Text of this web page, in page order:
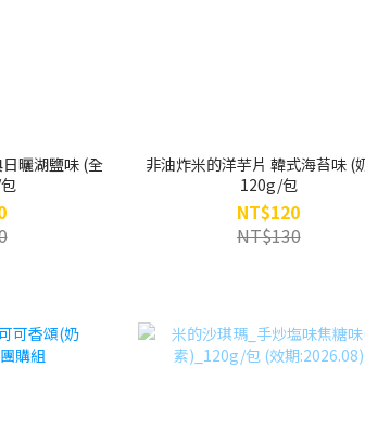
曬湖鹽味 (全
非油炸米的洋芋片 韓式海苔味 (
120g/包
NT$120
NT$130